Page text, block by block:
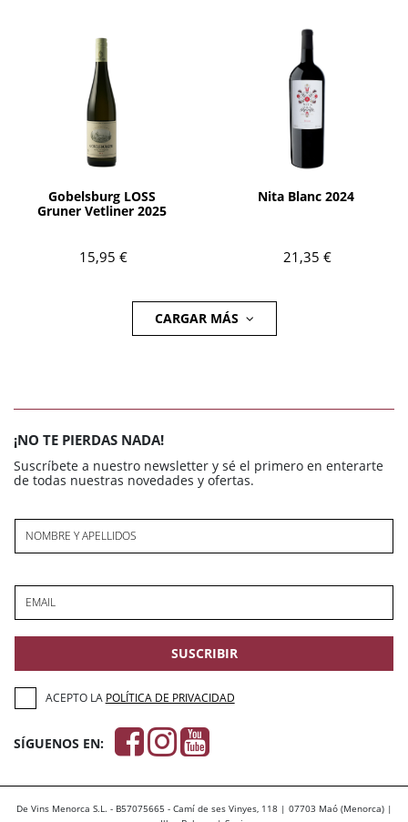
Gobelsburg LOSS
Gruner Vetliner 2025
15,95 €
AÑADIR
Nita Blanc 2024
21,35 €
AÑADIR
CARGAR MÁS
¡NO TE PIERDAS NADA!
Suscríbete a nuestro newsletter y sé el primero en enterarte
de todas nuestras novedades y ofertas.
NOMBRE Y APELLIDOS
EMAIL
SUSCRIBIR
ACEPTO LA POLÍTICA DE PRIVACIDAD
SÍGUENOS EN:
De Vins Menorca S.L. - B57075665 - Camí de ses Vinyes, 118 | 07703 Maó (Menorca) |